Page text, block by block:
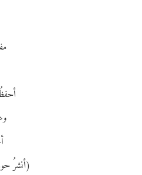
(أنشرُ